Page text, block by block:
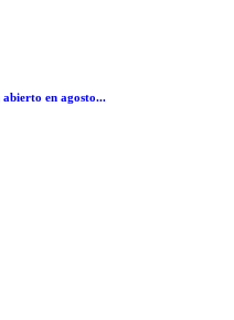
abierto en agosto...